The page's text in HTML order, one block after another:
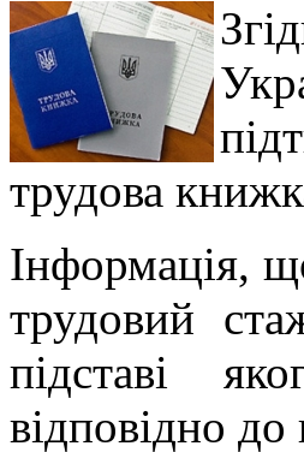
трудова
Інформація,
трудовий
підставі
відповідно